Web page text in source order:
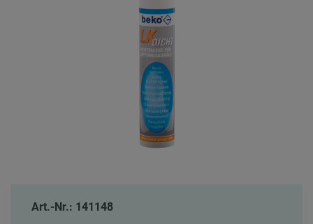
Art.-Nr.: 141148